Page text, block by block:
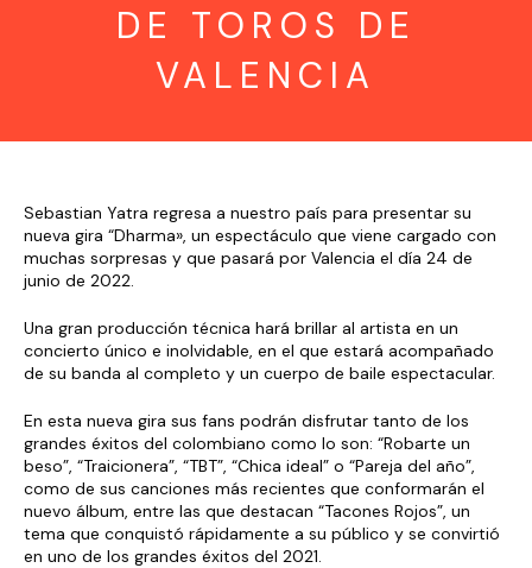
DE TOROS DE
VALENCIA
Sebastian Yatra regresa a nuestro país para presentar su
nueva gira “Dharma», un espectáculo que viene cargado con
muchas sorpresas y que pasará por Valencia el día 24 de
junio de 2022.
Una gran producción técnica hará brillar al artista en un
concierto único e inolvidable, en el que estará acompañado
de su banda al completo y un cuerpo de baile espectacular.
En esta nueva gira sus fans podrán disfrutar tanto de los
grandes éxitos del colombiano como lo son: “Robarte un
beso”, “Traicionera”, “TBT”, “Chica ideal” o “Pareja del año”,
como de sus canciones más recientes que conformarán el
nuevo álbum, entre las que destacan “Tacones Rojos”, un
tema que conquistó rápidamente a su público y se convirtió
en uno de los grandes éxitos del 2021.